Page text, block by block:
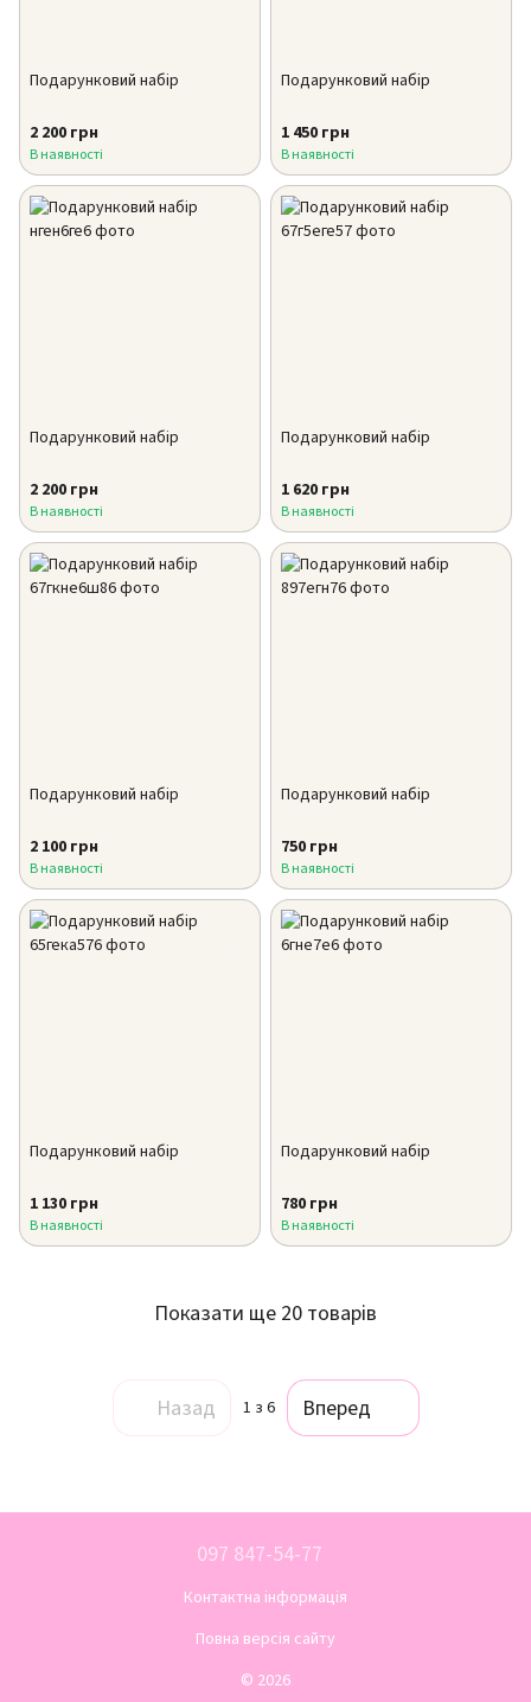
Подарунковий набір
2 200 грн
В наявності
Подарунковий набір
1 450 грн
В наявності
Подарунковий набір
2 200 грн
В наявності
Подарунковий набір
1 620 грн
В наявності
Подарунковий набір
2 100 грн
В наявності
Подарунковий набір
750 грн
В наявності
Подарунковий набір
1 130 грн
В наявності
Подарунковий набір
780 грн
В наявності
Показати ще 20 товарів
Назад 1 з 6 Вперед
097 847-54-77
Контактна інформація
Повна версія сайту
© 2026